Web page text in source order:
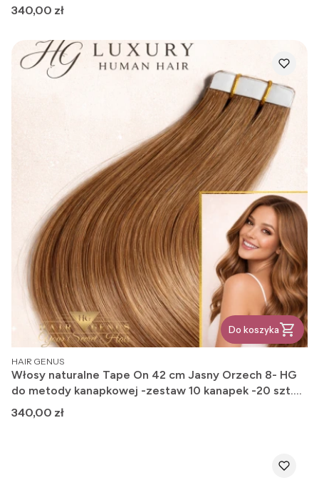
Cena
340,00 zł
Do koszyka
PRODUCENT
HAIR GENUS
Włosy naturalne Tape On 42 cm Jasny Orzech 8- HG
do metody kanapkowej -zestaw 10 kanapek -20 szt.
50 gram -42 cm
Cena
340,00 zł